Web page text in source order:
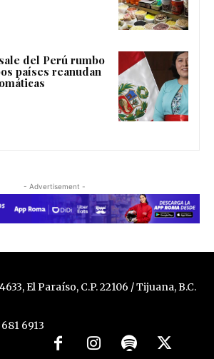
del Perú rumbo
países reanudan
- Advertisement -
El Paraíso, C.P. 22106 / Tijuana, B.C.
6913